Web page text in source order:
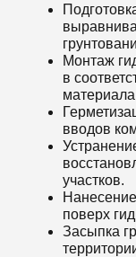
Монтаж
в
вводов
участков.
поверх
Засыпка